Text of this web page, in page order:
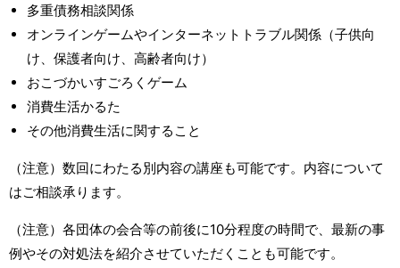
多重債務相談関係
オンラインゲームやインターネットトラブル関係（子供向
け、保護者向け、高齢者向け）
おこづかいすごろくゲーム
消費生活かるた
その他消費生活に関すること
（注意）数回にわたる別内容の講座も可能です。内容について
はご相談承ります。
（注意）各団体の会合等の前後に10分程度の時間で、最新の事
例やその対処法を紹介させていただくことも可能です。